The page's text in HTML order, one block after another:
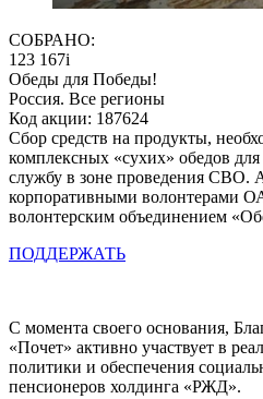
СОБРАНО:
123 167i
Обеды для Победы!
Россия. Все регионы
Код акции: 187624
Сбор средств на продукты,
комплексных «сухих» обедов
службу в зоне проведения СВО.
корпоративными волонтерами
волонтерским объединением
ПОДДЕРЖАТЬ
С момента своего основания,
«Почет» активно участвует в
политики и обеспечения
пенсионеров холдинга «РЖД».